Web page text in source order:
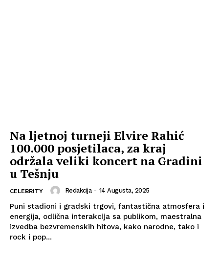
Na ljetnoj turneji Elvire Rahić
100.000 posjetilaca, za kraj
održala veliki koncert na Gradini
u Tešnju
CELEBRITY Redakcija - 14 Augusta, 2025
Puni stadioni i gradski trgovi, fantastična atmosfera i
energija, odlična interakcija sa publikom, maestralna
izvedba bezvremenskih hitova, kako narodne, tako i
rock i pop...